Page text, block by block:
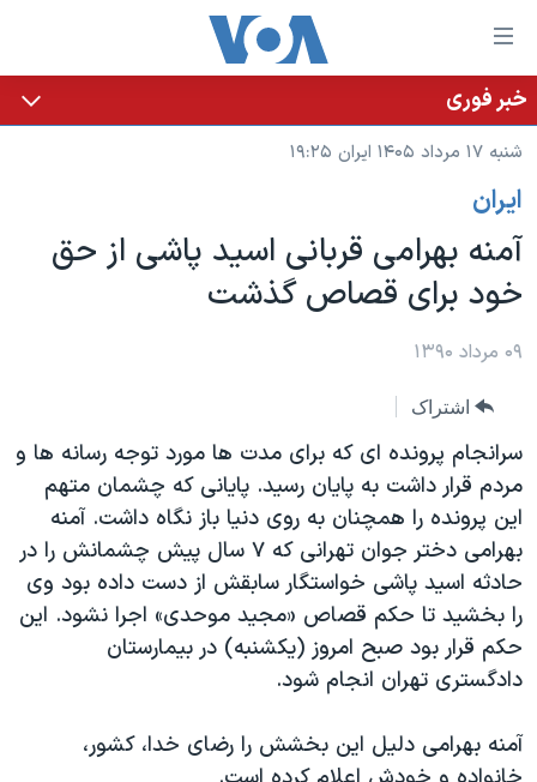
لینکهای
قابل
دسترسی
جهش
محتوای
اصلی
جهش
به
صفحه
جهش
جستجو
خانه
نسخه سبک وب‌سایت
موضوع ها
ایران
آمریکا
جهان
ویژه برنامه‌ها
ویدیوها
فرهنگ و زندگی
حقوق شهروندی
اقتصادی
علم و فناوری
اسرائیل در جنگ
گالری عکس
برنامه های تلویزیونی
جدول برنامه ها
صفحه‌های ویژه
۲۵۰سالگی آمریکا
بایگانی برنامه‌های تلویزیونی
مستندها
انتخابات ریاست جمهوری آمریکا ۲۰۲۴
حمله جمهوری اسلامی به اسرائیل
رمز مهسا
ورزش زنان در ایران
اعتراضات زن، زندگی، آزادی
یادگیری زبان انگلیسی
دنبال کنید
خبر فوری
شنبه ۱۷ مرداد ۱۴۰۵ ایران ۱۹:۲۵
ايران
آمنه بهرامی قربانی اسید پاشی از حق
خود برای قصاص گذشت
۰۹ مرداد ۱۳۹۰
اشتراک
سرانجام پرونده ای که برای مدت ها مورد توجه رسانه ها و
مردم قرار داشت به پایان رسید. پایانی که چشمان متهم
این پرونده را همچنان به روی دنیا باز نگاه داشت. آمنه
بهرامی دختر جوان تهرانی که ۷ سال پیش چشمانش را در
حادثه اسید پاشی خواستگار سابقش از دست داده بود وی
را بخشید تا حکم قصاص «مجید موحدی» اجرا نشود. این
حکم قرار بود صبح امروز (یکشنبه) در بیمارستان
دادگستری تهران انجام شود.
آمنه بهرامی دلیل این بخشش را رضای خدا، کشور،